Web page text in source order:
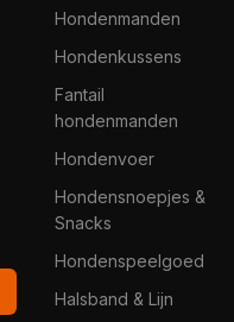
Hondenmanden
Hondenkussens
Fantail
hondenmanden
Hondenvoer
Hondensnoepjes &
Snacks
Hondenspeelgoed
Halsband & Lijn